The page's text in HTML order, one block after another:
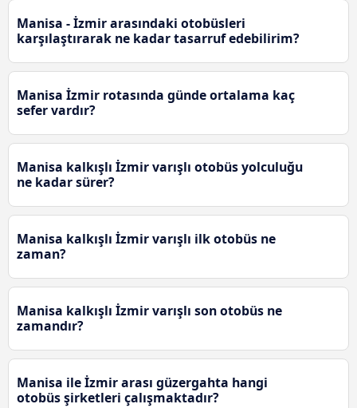
Manisa - İzmir arasındaki otobüsleri
karşılaştırarak ne kadar tasarruf edebilirim?
Manisa İzmir rotasında günde ortalama kaç
sefer vardır?
Manisa kalkışlı İzmir varışlı otobüs yolculuğu
ne kadar sürer?
Manisa kalkışlı İzmir varışlı ilk otobüs ne
zaman?
Manisa kalkışlı İzmir varışlı son otobüs ne
zamandır?
Manisa ile İzmir arası güzergahta hangi
otobüs şirketleri çalışmaktadır?